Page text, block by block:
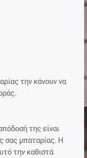
την κάνουν να
της είναι
σας μπαταρίας. Η
την καθιστά